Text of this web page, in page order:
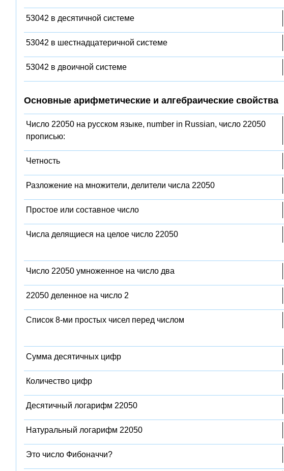
53042 в десятичной системе
53042 в шестнадцатеричной системе
53042 в двоичной системе
Основные арифметические и алгебраические свойства
Число 22050 на русском языке, number in Russian, число 22050
прописью:
Четность
Разложение на множители, делители числа 22050
Простое или составное число
Числа делящиеся на целое число 22050
Число 22050 умноженное на число два
22050 деленное на число 2
Список 8-ми простых чисел перед числом
Сумма десятичных цифр
Количество цифр
Десятичный логарифм 22050
Натуральный логарифм 22050
Это число Фибоначчи?